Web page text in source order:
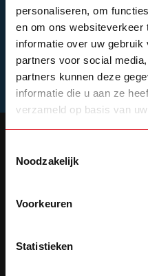
personaliseren, om
en om ons websiteverkeer
informatie over uw
partners voor social
partners kunnen deze
informatie die u aan ze
verzameld op basis van
Noodzakelijk
Voorkeuren
Statistieken
Stay up to date with
Schrijf je in
SERVICE
3433KL Nieuwegein